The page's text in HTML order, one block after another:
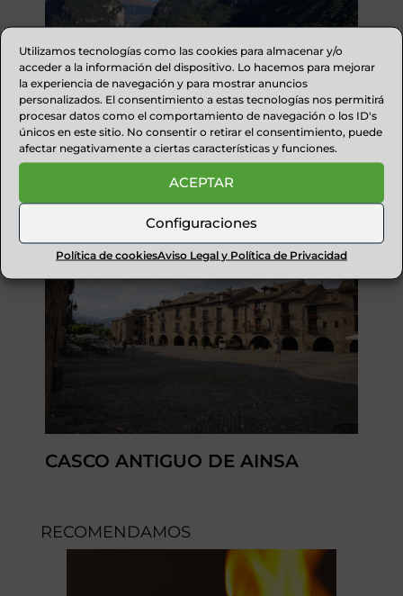
Utilizamos tecnologías como las cookies para almacenar y/o
acceder a la información del dispositivo. Lo hacemos para mejorar
la experiencia de navegación y para mostrar anuncios
personalizados. El consentimiento a estas tecnologías nos permitirá
procesar datos como el comportamiento de navegación o los ID's
únicos en este sitio. No consentir o retirar el consentimiento, puede
afectar negativamente a ciertas características y funciones.
ACEPTAR
Configuraciones
Política de cookiesAviso Legal y Política de Privacidad
SARAVILLO
CASCO ANTIGUO DE AINSA
RECOMENDAMOS